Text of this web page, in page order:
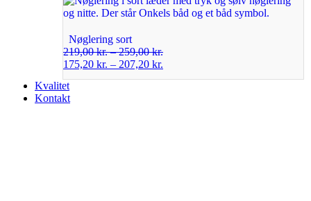
Nøglering sort
219,00kr.–259,00kr.
175,20 kr. – 207,20 kr.
Kvalitet
Kontakt